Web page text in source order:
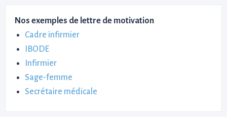
Nos exemples de lettre de motivation
Cadre infirmier
IBODE
Infirmier
Sage-femme
Secrétaire médicale